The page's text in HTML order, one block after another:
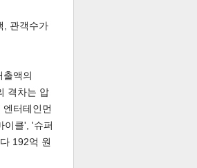
, 관객수가
액의
격차는 압
터테인먼
이클', '슈퍼
192억 원